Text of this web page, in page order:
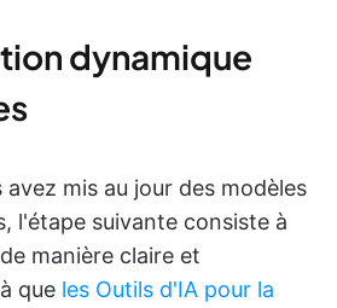
dynamique
mis au jour des modèles
l'étape suivante consiste à
manière claire et
que les Outils d'IA pour la